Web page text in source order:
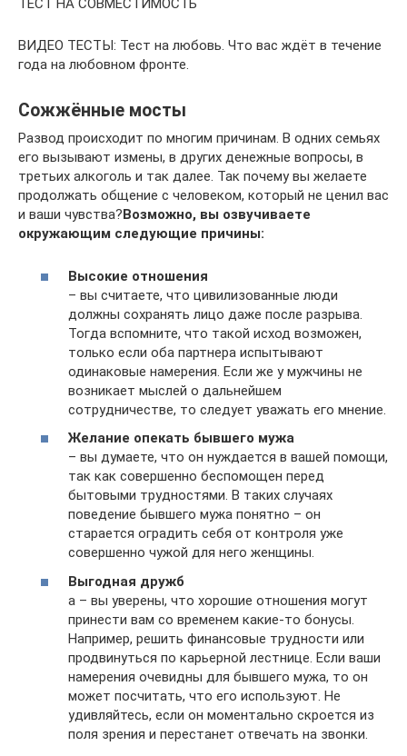
ТЕСТ НА СОВМЕСТИМОСТЬ
ВИДЕО ТЕСТЫ: Тест на любовь. Что вас ждёт в течение
года на любовном фронте.
Сожжённые мосты
Развод происходит по многим причинам. В одних семьях
его вызывают измены, в других денежные вопросы, в
третьих алкоголь и так далее. Так почему вы желаете
продолжать общение с человеком, который не ценил вас
и ваши чувства?Возможно, вы озвучиваете
окружающим следующие причины:
Высокие отношения
– вы считаете, что цивилизованные люди
должны сохранять лицо даже после разрыва.
Тогда вспомните, что такой исход возможен,
только если оба партнера испытывают
одинаковые намерения. Если же у мужчины не
возникает мыслей о дальнейшем
сотрудничестве, то следует уважать его мнение.
Желание опекать бывшего мужа
– вы думаете, что он нуждается в вашей помощи,
так как совершенно беспомощен перед
бытовыми трудностями. В таких случаях
поведение бывшего мужа понятно – он
старается оградить себя от контроля уже
совершенно чужой для него женщины.
Выгодная дружб
а – вы уверены, что хорошие отношения могут
принести вам со временем какие-то бонусы.
Например, решить финансовые трудности или
продвинуться по карьерной лестнице. Если ваши
намерения очевидны для бывшего мужа, то он
может посчитать, что его используют. Не
удивляйтесь, если он моментально скроется из
поля зрения и перестанет отвечать на звонки.